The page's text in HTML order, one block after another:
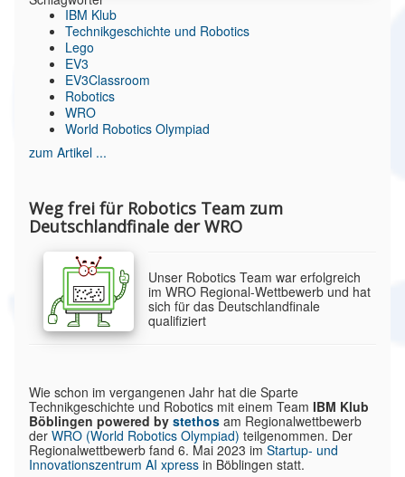
IBM Klub
Technikgeschichte und Robotics
Lego
EV3
EV3Classroom
Robotics
WRO
World Robotics Olympiad
zum Artikel ...
Weg frei für Robotics Team zum
Deutschlandfinale der WRO
Unser Robotics Team war erfolgreich
im WRO Regional-Wettbewerb und hat
sich für das Deutschlandfinale
qualifiziert
Wie schon im vergangenen Jahr hat die Sparte
Technikgeschichte und Robotics mit einem Team IBM Klub
Böblingen powered by stethos am Regionalwettbewerb
der WRO (World Robotics Olympiad) teilgenommen. Der
Regionalwettbewerb fand 6. Mai 2023 im Startup- und
Innovationszentrum AI xpress in Böblingen statt.